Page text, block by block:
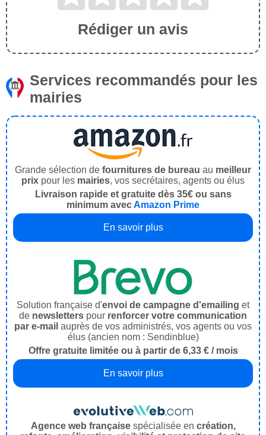
Rédiger un avis
Services recommandés pour les
mairies
Grande sélection de fournitures de bureau au meilleur
prix pour les mairies, vos secrétaires, agents ou élus
Livraison rapide et gratuite dès 35€ ou sans
minimum avecAmazon Prime
En savoir plus
Solution française d'envoi de campagne d'emailing et
de newsletters pour renforcer votre communication
par e-mail auprès de vos administrés, vos agents ou vos
élus (ancien nom : Sendinblue)
Offre gratuite limitée ou à partir de 6,33 € / mois
En savoir plus
Agence web françaisespécialisée en création,